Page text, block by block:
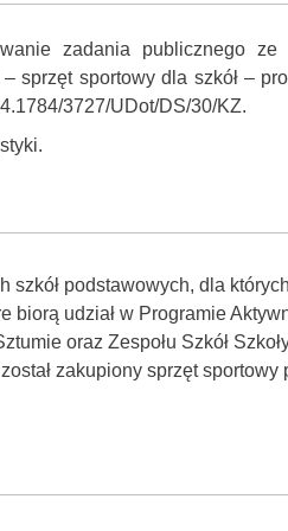
zadania publicznego ze
sprzęt sportowy dla szkół –
3727/UDot/DS/30/KZ.
podstawowych, dla
biorą udział w Programie
oraz Zespołu Szkół
zakupiony sprzęt sportowy